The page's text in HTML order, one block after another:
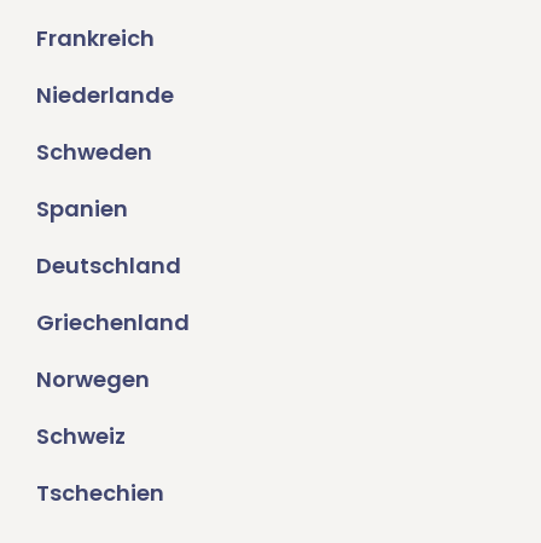
Frankreich
Niederlande
Schweden
Spanien
Deutschland
Griechenland
Norwegen
Schweiz
Tschechien